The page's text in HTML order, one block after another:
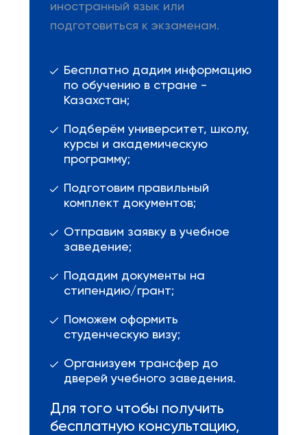
иностранный язык или
подготовиться к экзаменам.
Бесплатно дадим информацию
по обучению в стране -
Казахстан;
Подберём университет, школу,
курсы и академическую
программу;
Подготовим правильный
комплект документов;
Отправим заявку в учебное
заведение;
Подадим документы на
стипендию/грант;
Поможем оформить
студенческую визу;
Организуем трансфер до
дверей учебного заведения.
Для того чтобы получить
бесплатную консультацию,